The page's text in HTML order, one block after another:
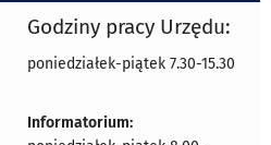
Godziny pracy Urzędu:
poniedziałek-piątek 7.30-15.30
Informatorium: